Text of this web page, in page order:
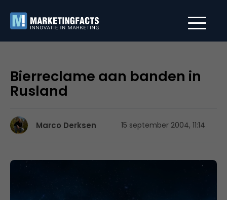
Bierreclame aan banden in
Rusland
Marco Derksen 15 september 2004, 11:14